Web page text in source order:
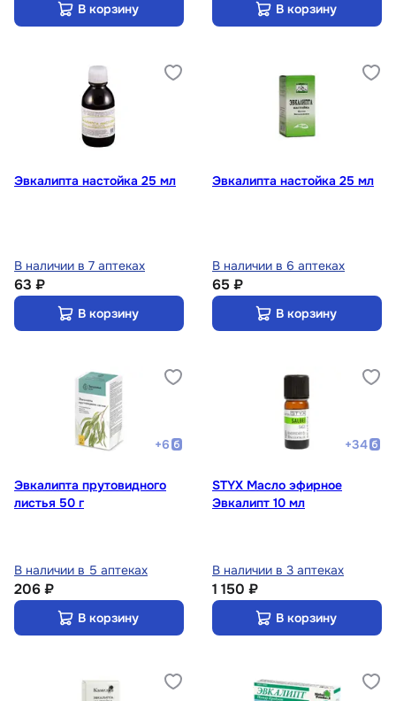
В корзину В корзину
Эвкалипта настойка 25 мл
В наличии в 7 аптеках
63 ₽
В корзину
Эвкалипта настойка 25 мл
В наличии в 6 аптеках
65 ₽
В корзину
+6
Эвкалипта прутовидного
листья 50 г
В наличии в 5 аптеках
206 ₽
В корзину
+34
STYX Масло эфирное
Эвкалипт 10 мл
В наличии в 3 аптеках
1 150 ₽
В корзину